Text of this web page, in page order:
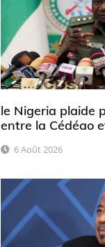
le Nigeria plaide
entre la Cédéao
6 Août 2026